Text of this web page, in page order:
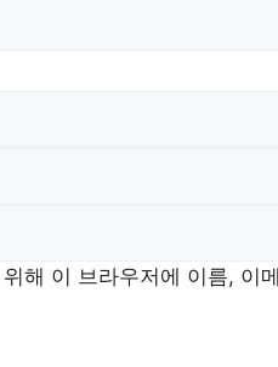
해 이 브라우저에 이름, 이